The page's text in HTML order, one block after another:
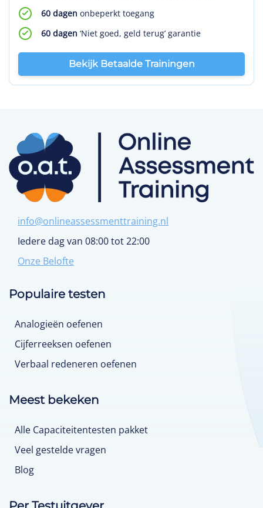
60 dagen onbeperkt toegang
60 dagen ‘Niet goed, geld terug’ garantie
Bekijk Betaalde Trainingen
info@onlineassessmenttraining.nl
Iedere dag van 08:00 tot 22:00
Onze Belofte
Populaire testen
Analogieën oefenen
Cijferreeksen oefenen
Verbaal redeneren oefenen
Meest bekeken
Alle Capaciteitentesten pakket
Veel gestelde vragen
Blog